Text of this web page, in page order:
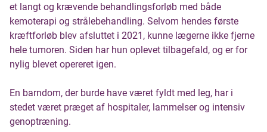
et langt og krævende behandlingsforløb med både
kemoterapi og strålebehandling. Selvom hendes første
kræftforløb blev afsluttet i 2021, kunne lægerne ikke fjerne
hele tumoren. Siden har hun oplevet tilbagefald, og er for
nylig blevet opereret igen.
En barndom, der burde have været fyldt med leg, har i
stedet været præget af hospitaler, lammelser og intensiv
genoptræning.